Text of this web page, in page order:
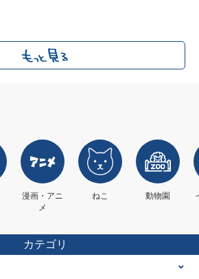
漫画・アニ
メ
ねこ 動物園
カテゴリ